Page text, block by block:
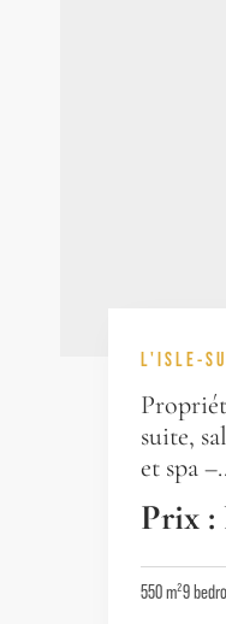
L'ISLE-
suite,
et spa
Prix :
550 m²9